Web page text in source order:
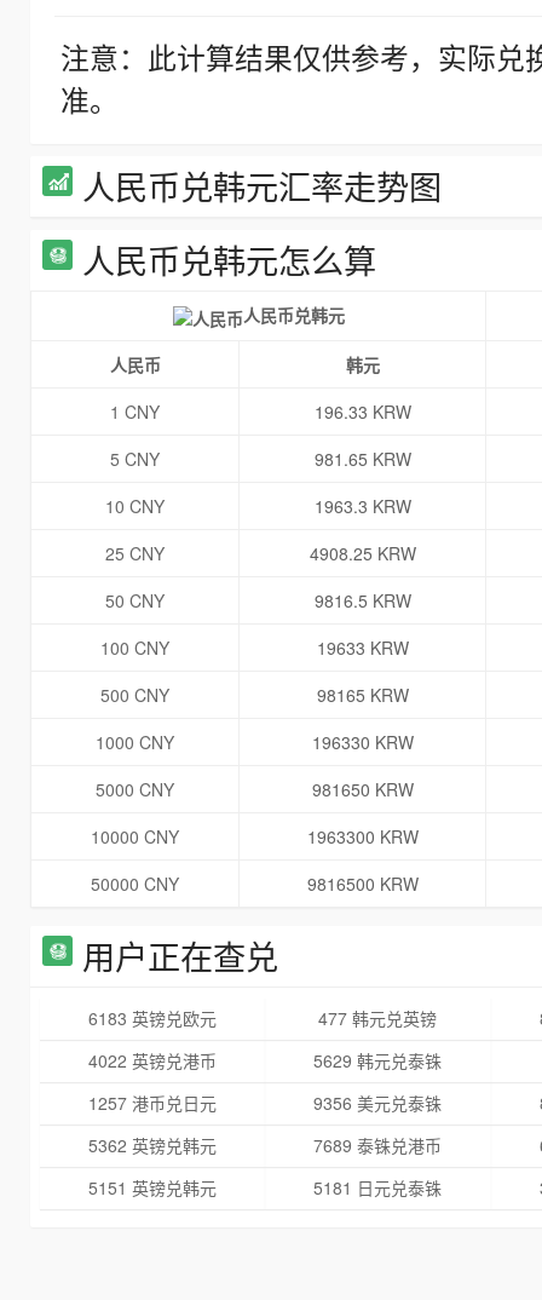
注意：此计算结果仅供参考，实际
准。
人民币兑韩元汇率走势图
人民币兑韩元怎么算
人民币兑韩元
人民币
韩元
1 CNY
196.33 KRW
5 CNY
981.65 KRW
10 CNY
1963.3 KRW
25 CNY
4908.25 KRW
50 CNY
9816.5 KRW
100 CNY
19633 KRW
500 CNY
98165 KRW
1000 CNY
196330 KRW
5000 CNY
981650 KRW
10000 CNY
1963300 KRW
50000 CNY
9816500 KRW
用户正在查兑
6183 英镑兑欧元 477 韩元兑英镑
4022 英镑兑港币
5629 韩元兑泰铢
1257 港币兑日元
9356 美元兑泰铢
5362 英镑兑韩元
7689 泰铢兑港币
5151 英镑兑韩元
5181 日元兑泰铢